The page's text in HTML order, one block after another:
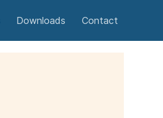
Downloads Contact